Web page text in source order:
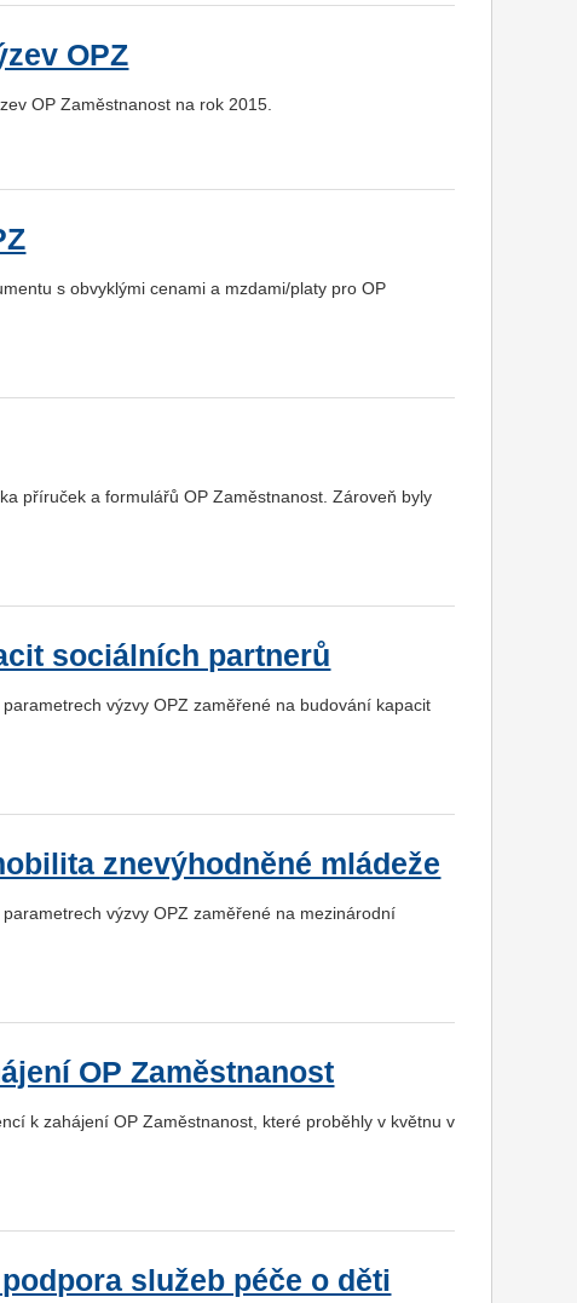
OPZ
OP Zaměstnanost na rok 2015.
s obvyklými cenami a mzdami/platy pro OP
příruček a formulářů OP Zaměstnanost. Zároveň byly
sociálních partnerů
výzvy OPZ zaměřené na budování kapacit
znevýhodněné mládeže
výzvy OPZ zaměřené na mezinárodní
OP Zaměstnanost
k zahájení OP Zaměstnanost, které proběhly v květnu v
služeb péče o děti